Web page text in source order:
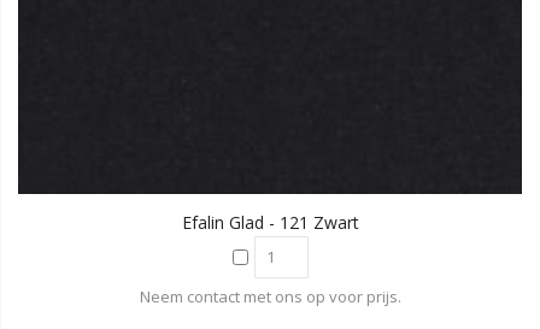
Efalin Glad - 121 Zwart
Neem contact met ons op voor prijs.